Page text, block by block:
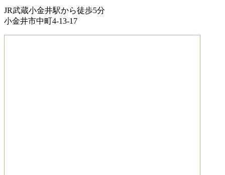
JR武蔵小金井駅から徒歩5分
小金井市中町4-13-17